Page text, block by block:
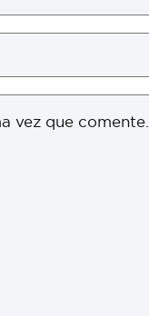
vez que comente.